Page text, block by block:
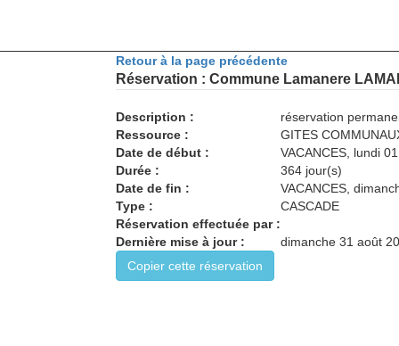
Retour à la page précédente
Réservation : Commune Lamanere
Description :
réservation
Ressource :
GITES
Date de début :
VACANCES, lundi
Durée :
364 jour(s)
Date de fin :
VACANCES,
Type :
CASCADE
Réservation effectuée par :
Dernière mise à jour :
dimanche 31 août